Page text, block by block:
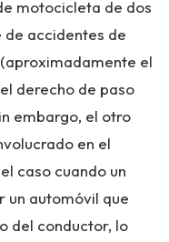
motocicleta de dos
de accidentes de
el
derecho de paso
embargo, el otro
en el
caso cuando un
un automóvil que
del conductor, lo